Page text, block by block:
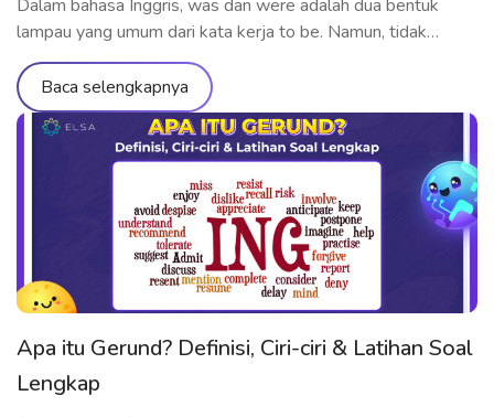
Dalam bahasa Inggris, was dan were adalah dua bentuk
lampau yang umum dari kata kerja to be. Namun, tidak
sedikit pelajar yang masih bingung kapan dan bagaimana
cara menggunakannya dengan benar. Jadi, bagaimana
penggunaan was dan were yang tepat? Kapan was were
untuk siapa? Kapan harus menggunakan wasn’t, weren’t,
atau bahkan was/were did? Artikel ini […]
Baca selengkapnya
Apa itu Gerund? Definisi, Ciri-ciri & Latihan Soal
Lengkap